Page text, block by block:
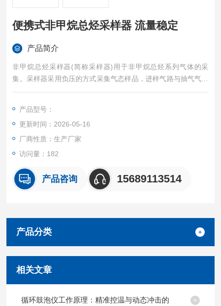
便携式非甲烷总烃采样器 流量稳定
产品简介
非甲烷总烃采样器(简称采样器)用于非甲烷总烃系列气体的采
集。采样器采用负压的方式采集气态样品，进样气路与抽气气路
隔离不接触，实现零交叉污染采样，可设置气袋体积、气体流
定等特点。便携式非甲烷总烃采样器 流量稳定
产品型号：
更新时间：2026-05-16
厂商性质：生产厂家
访问量：182
产品咨询 15689113514
产品分类
相关文章
循环鼓泡仪工作原理：精准控温与动态冲击的